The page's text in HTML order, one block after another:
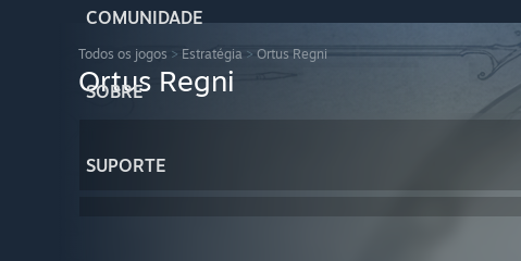
COMUNIDADE
SOBRE
SUPORTE
Todos os jogos > Estratégia > Ortus Regni
Ortus Regni